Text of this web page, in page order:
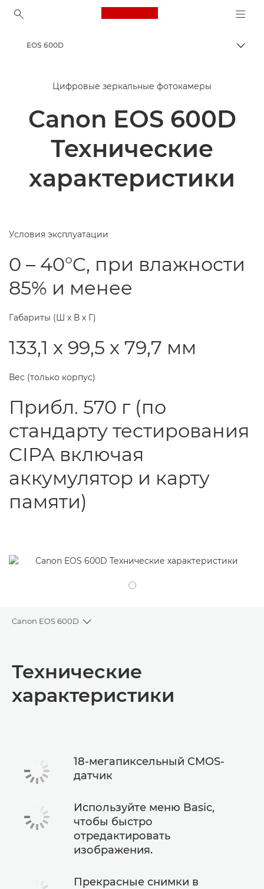
Canon Logo, back to
EOS 600D
Цифровые зеркальные фотокамеры
Canon EOS 600D
Технические
характеристики
Условия эксплуатации
0 – 40°C, при влажности
85% и менее
Габариты (Ш х В х Г)
133,1 x 99,5 x 79,7 мм
Вес (только корпус)
Прибл. 570 г (по
стандарту тестирования
CIPA включая
аккумулятор и карту
памяти)
Canon EOS 600D
Toggle breadcrumbs
Технические характеристики
Технические
характеристики
18-мегапиксельный CMOS-
датчик
Используйте меню Basic,
чтобы быстро
отредактировать
изображения.
Прекрасные снимки в